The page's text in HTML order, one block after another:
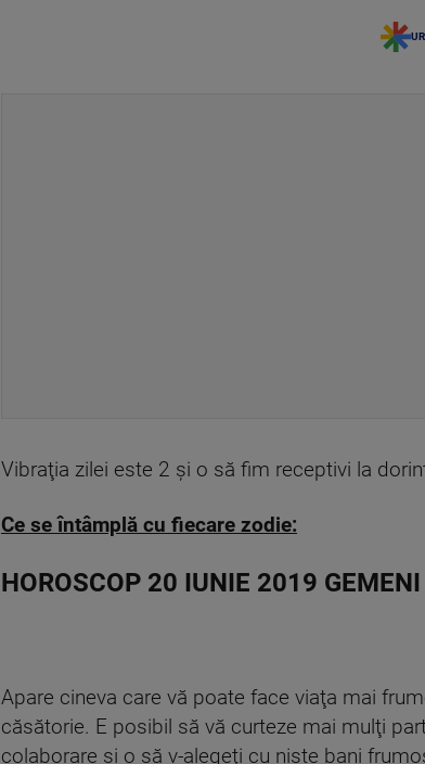
Vibraţia zilei este 2 şi o să fim receptivi la
Ce se întâmplă cu fiecare zodie:
HOROSCOP 20 IUNIE 2019 GEMENI
Apare cineva care vă poate face viaţa mai
căsătorie. E posibil să vă curteze mai mulţi
colaborare şi o să v-alegeţi cu nişte bani